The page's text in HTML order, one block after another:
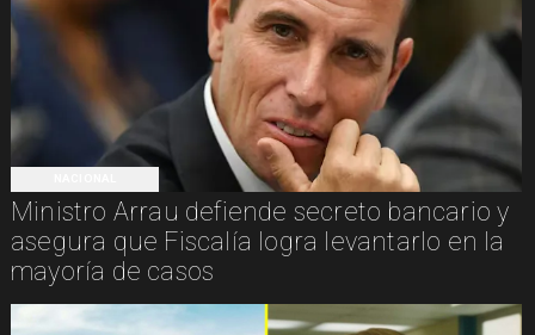
Ministro Arrau defiende secreto bancario y
asegura que Fiscalía logra levantarlo en la
mayoría de casos